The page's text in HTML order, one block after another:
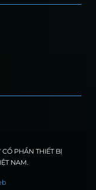
CỔ PHẦN THIẾT BỊ
NAM.